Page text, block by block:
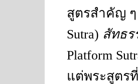
สูตรสำคัญ
Sutra) สัทธ
Platform
แต่พระสูตร